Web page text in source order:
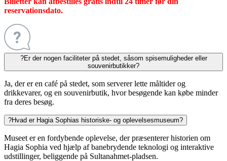
reservationsdato.
?Er der nogen faciliteter på stedet, såsom spisemuligheder eller
souvenirbutikker?
Ja, der er en café på stedet, som serverer lette måltider og
drikkevarer, og en souvenirbutik, hvor besøgende kan købe minder
fra deres besøg.
?Hvad er Hagia Sophias historiske- og oplevelsesmuseum?
Museet er en fordybende oplevelse, der præsenterer historien om
Hagia Sophia ved hjælp af banebrydende teknologi og interaktive
udstillinger, beliggende på Sultanahmet-pladsen.